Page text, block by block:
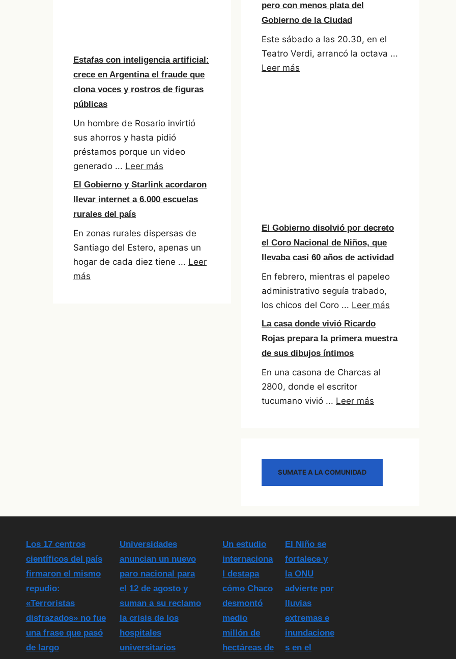
Estafas con inteligencia artificial:
crece en Argentina el fraude que
clona voces y rostros de figuras
públicas
Un hombre de Rosario invirtió
sus ahorros y hasta pidió
préstamos porque un video
generado ... Leer más
El Gobierno y Starlink acordaron
llevar internet a 6.000 escuelas
rurales del país
En zonas rurales dispersas de
Santiago del Estero, apenas un
hogar de cada diez tiene ... Leer
más
pero con menos plata del
Gobierno de la Ciudad
Este sábado a las 20.30, en el
Teatro Verdi, arrancó la octava ...
Leer más
El Gobierno disolvió por decreto
el Coro Nacional de Niños, que
llevaba casi 60 años de actividad
En febrero, mientras el papeleo
administrativo seguía trabado,
los chicos del Coro ... Leer más
La casa donde vivió Ricardo
Rojas prepara la primera muestra
de sus dibujos íntimos
En una casona de Charcas al
2800, donde el escritor
tucumano vivió ... Leer más
SUMATE A LA COMUNIDAD
Los 17 centros
científicos del país
firmaron el mismo
repudio:
«Terroristas
disfrazados» no fue
una frase que pasó
de largo
Universidades
anuncian un nuevo
paro nacional para
el 12 de agosto y
suman a su reclamo
la crisis de los
hospitales
universitarios
Un estudio
internaciona
l destapa
cómo Chaco
desmontó
medio
millón de
hectáreas de
El Niño se
fortalece y
la ONU
advierte por
lluvias
extremas e
inundacione
s en el